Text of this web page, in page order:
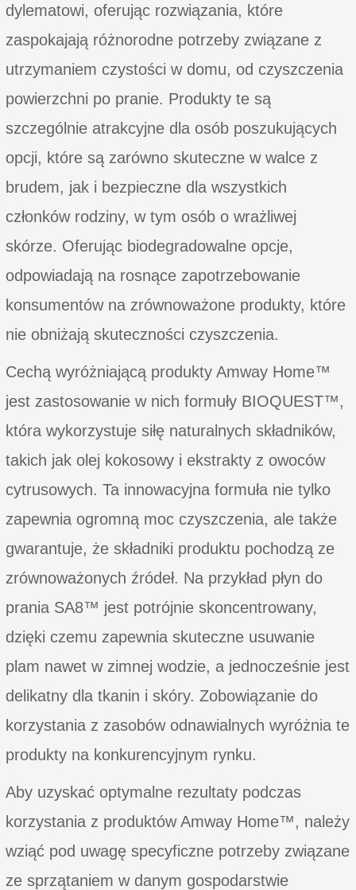
dylematowi, oferując rozwiązania, które
zaspokajają różnorodne potrzeby związane z
utrzymaniem czystości w domu, od czyszczenia
powierzchni po pranie. Produkty te są
szczególnie atrakcyjne dla osób poszukujących
opcji, które są zarówno skuteczne w walce z
brudem, jak i bezpieczne dla wszystkich
członków rodziny, w tym osób o wrażliwej
skórze. Oferując biodegradowalne opcje,
odpowiadają na rosnące zapotrzebowanie
konsumentów na zrównoważone produkty, które
nie obniżają skuteczności czyszczenia.
Cechą wyróżniającą produkty Amway Home™
jest zastosowanie w nich formuły BIOQUEST™,
która wykorzystuje siłę naturalnych składników,
takich jak olej kokosowy i ekstrakty z owoców
cytrusowych. Ta innowacyjna formuła nie tylko
zapewnia ogromną moc czyszczenia, ale także
gwarantuje, że składniki produktu pochodzą ze
zrównoważonych źródeł. Na przykład płyn do
prania SA8™ jest potrójnie skoncentrowany,
dzięki czemu zapewnia skuteczne usuwanie
plam nawet w zimnej wodzie, a jednocześnie jest
delikatny dla tkanin i skóry. Zobowiązanie do
korzystania z zasobów odnawialnych wyróżnia te
produkty na konkurencyjnym rynku.
Aby uzyskać optymalne rezultaty podczas
korzystania z produktów Amway Home™, należy
wziąć pod uwagę specyficzne potrzeby związane
ze sprzątaniem w danym gospodarstwie